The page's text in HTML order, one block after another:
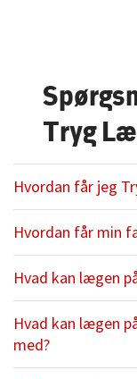
Tryg
Hvordan får jeg
Hvordan får min
Hvad kan lægen
Hvad kan lægen
med?